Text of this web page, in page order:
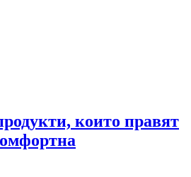
които правят